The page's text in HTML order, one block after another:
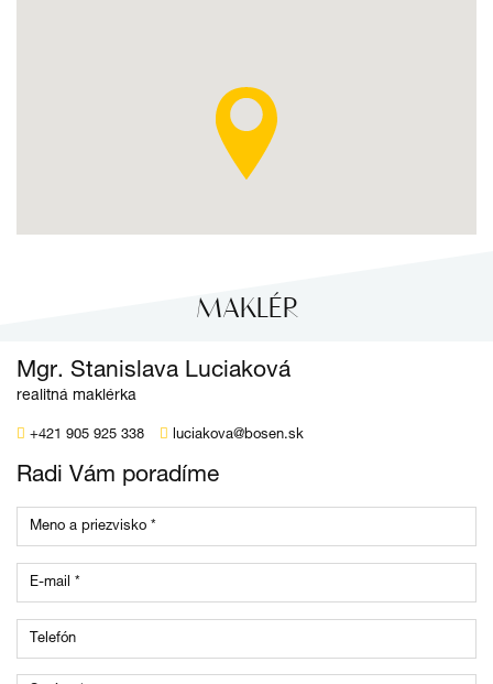
MAKLÉR
Mgr. Stanislava Luciaková
realitná maklérka
+421 905 925 338 luciakova@bosen.sk
Radi Vám poradíme